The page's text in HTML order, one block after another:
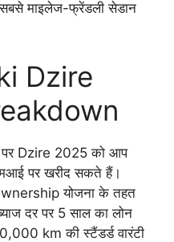
माइलेज-फ्रेंडली सेडान
Dzire
Dzire 2025 को आप
पर खरीद सकते हैं।
योजना के तहत
दर पर 5 साल का लोन
km की स्टैंडर्ड वारंटी